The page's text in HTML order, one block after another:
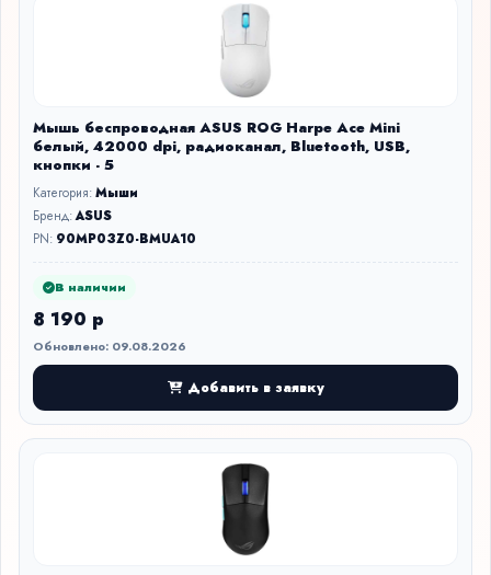
Мышь беспроводная ASUS ROG Harpe Ace Mini
белый, 42000 dpi, радиоканал, Bluetooth, USB,
кнопки - 5
Категория:Мыши
Бренд:ASUS
PN: 90MP03Z0-BMUA10
В наличии
8 190 р
Обновлено: 09.08.2026
Добавить в заявку